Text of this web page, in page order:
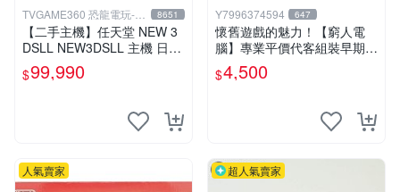
TVGAME360 恐龍電玩-台
中店
8651
【二手主機】任天堂 NEW 3
DSLL NEW3DSLL 主機 日文
版 日本機 金屬黑 附贈充電器
裸裝 台中恐龍電玩
$99,990
Y7996374594 647
懷舊遊戲的魅力！【窮人電
腦】專業平價代客組裝早期W
indows98/95/DOS遊戲機---
專業首選！
$4,500
人氣賣家 超人氣賣家